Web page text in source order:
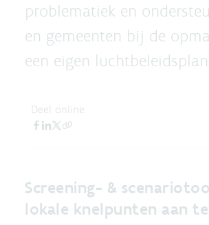
problematiek en
en gemeenten bij de
een eigen
Deel online
Screening- &
lokale knelpunten aan